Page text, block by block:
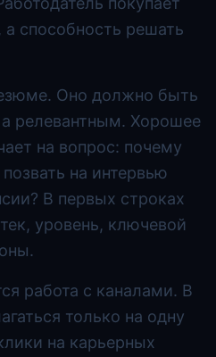
способность решать
Оно должно быть
релевантным. Хорошее
на вопрос: почему
на интервью
В первых строках
уровень, ключевой
работа с каналами. В
только на одну
на карьерных